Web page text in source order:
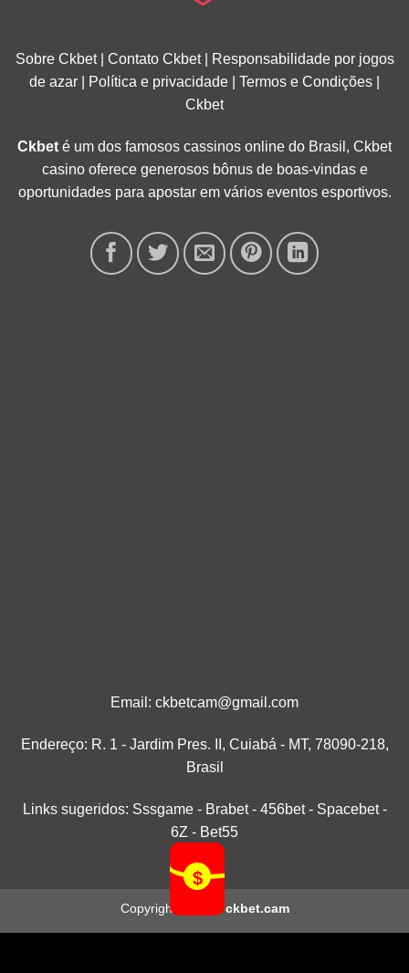
Sobre Ckbet| Contato Ckbet|
Responsabilidade por jogos
de azar
Política e privacidade Termos e Condições
Ckbet
Ckbet é um dos famosos cassinos online do Brasil, Ckbet
casino oferece generosos bônus de boas-vindas e
oportunidades para apostar em vários eventos esportivos.
Email: ckbetcam@gmail.com
Endereço: R. 1 - Jardim Pres. II, Cuiabá - MT, 78090-218,
Brasil
Links sugeridos: Sssgame- Brabet- 456bet- Spacebet-
6Z - Bet55
Copyright 2026 ©ckbet.cam